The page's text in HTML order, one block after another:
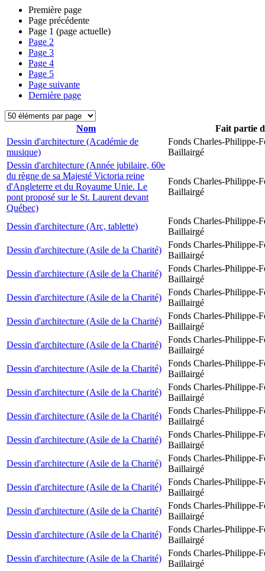
Première page
Page précédente
Page 1 (page actuelle)
Page 2
Page 3
Page 4
Page 5
Page suivante
Dernière page
Nom
Fait partie
Dessin d'architecture (Académie de
musique)
Fonds Charles-Philippe-
Baillairgé
Dessin d'architecture (Année jubilaire, 60e
du règne de sa Majesté Victoria reine
d'Angleterre et du Royaume Unie. Le
pont proposé sur le St. Laurent devant
Québec)
Fonds Charles-Philippe-
Baillairgé
Dessin d'architecture (Arc, tablette)
Fonds Charles-Philippe-
Baillairgé
Dessin d'architecture (Asile de la Charité)
Fonds Charles-Philippe-
Baillairgé
Dessin d'architecture (Asile de la Charité)
Fonds Charles-Philippe-
Baillairgé
Dessin d'architecture (Asile de la Charité)
Fonds Charles-Philippe-
Baillairgé
Dessin d'architecture (Asile de la Charité)
Fonds Charles-Philippe-
Baillairgé
Dessin d'architecture (Asile de la Charité)
Fonds Charles-Philippe-
Baillairgé
Dessin d'architecture (Asile de la Charité)
Fonds Charles-Philippe-
Baillairgé
Dessin d'architecture (Asile de la Charité)
Fonds Charles-Philippe-
Baillairgé
Dessin d'architecture (Asile de la Charité)
Fonds Charles-Philippe-
Baillairgé
Dessin d'architecture (Asile de la Charité)
Fonds Charles-Philippe-
Baillairgé
Dessin d'architecture (Asile de la Charité)
Fonds Charles-Philippe-
Baillairgé
Dessin d'architecture (Asile de la Charité)
Fonds Charles-Philippe-
Baillairgé
Dessin d'architecture (Asile de la Charité)
Fonds Charles-Philippe-
Baillairgé
Dessin d'architecture (Asile de la Charité)
Fonds Charles-Philippe-
Baillairgé
Dessin d'architecture (Asile de la Charité)
Fonds Charles-Philippe-
Baillairgé